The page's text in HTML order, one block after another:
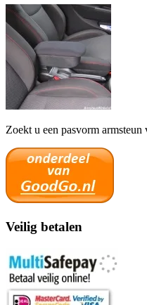
Zoekt u een pasvorm
Veilig betalen